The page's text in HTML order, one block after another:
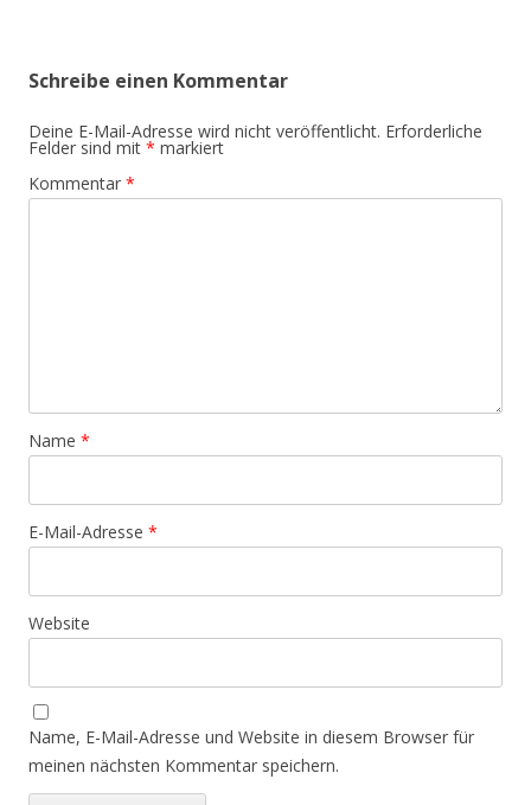
Schreibe einen Kommentar
Deine E-Mail-Adresse wird nicht veröffentlicht. Erforderliche
Felder sind mit * markiert
Kommentar *
Name *
E-Mail-Adresse *
Website
Name, E-Mail-Adresse und Website in diesem Browser für
meinen nächsten Kommentar speichern.